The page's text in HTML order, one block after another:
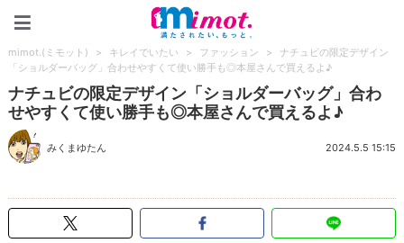
mimot.(ミモット) > キレイでいたい > ファッション >
ナチュビの限定デザイン
「ショルダーバッグ」合わせやすくて使い勝手も◎本屋さんで買えるよ♪
ナチュビの限定デザイン「ショルダーバッグ」合わ
せやすくて使い勝手も◎本屋さんで買えるよ♪
みくまゆたん 2024.5.5 15:15